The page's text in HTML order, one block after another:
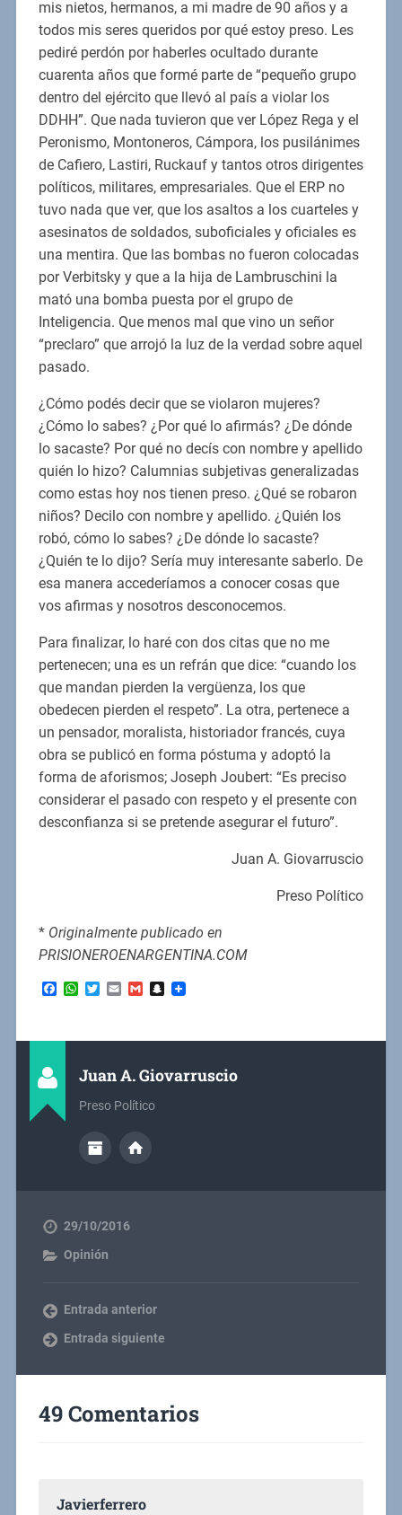
mis nietos, hermanos, a mi madre de 90 años y a
todos mis seres queridos por qué estoy preso. Les
pediré perdón por haberles ocultado durante
cuarenta años que formé parte de “pequeño grupo
dentro del ejército que llevó al país a violar los
DDHH”. Que nada tuvieron que ver López Rega y el
Peronismo, Montoneros, Cámpora, los pusilánimes
de Cafiero, Lastiri, Ruckauf y tantos otros dirigentes
políticos, militares, empresariales. Que el ERP no
tuvo nada que ver, que los asaltos a los cuarteles y
asesinatos de soldados, suboficiales y oficiales es
una mentira. Que las bombas no fueron colocadas
por Verbitsky y que a la hija de Lambruschini la
mató una bomba puesta por el grupo de
Inteligencia. Que menos mal que vino un señor
“preclaro” que arrojó la luz de la verdad sobre aquel
pasado.
¿Cómo podés decir que se violaron mujeres?
¿Cómo lo sabes? ¿Por qué lo afirmás? ¿De dónde
lo sacaste? Por qué no decís con nombre y apellido
quién lo hizo? Calumnias subjetivas generalizadas
como estas hoy nos tienen preso. ¿Qué se robaron
niños? Decilo con nombre y apellido. ¿Quién los
robó, cómo lo sabes? ¿De dónde lo sacaste?
¿Quién te lo dijo? Sería muy interesante saberlo. De
esa manera accederíamos a conocer cosas que
vos afirmas y nosotros desconocemos.
Para finalizar, lo haré con dos citas que no me
pertenecen; una es un refrán que dice: “cuando los
que mandan pierden la vergüenza, los que
obedecen pierden el respeto”. La otra, pertenece a
un pensador, moralista, historiador francés, cuya
obra se publicó en forma póstuma y adoptó la
forma de aforismos; Joseph Joubert: “Es preciso
considerar el pasado con respeto y el presente con
desconfianza si se pretende asegurar el futuro”.
Juan A. Giovarruscio
Preso Político
* Originalmente publicado en
PRISIONEROENARGENTINA.COM
Facebook
WhatsApp
Twitter
EmailGmailSnapchat
Juan A. Giovarruscio
Preso Político
29/10/2016
Opinión
Entrada anterior
Entrada siguiente
49 Comentarios
Javierferrero